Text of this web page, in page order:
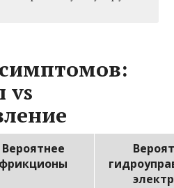
vs
Вероятнее
фрикционы